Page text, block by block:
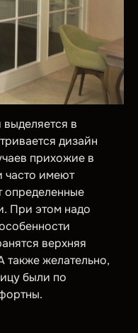
в
дизайн
прихожие в
часто имеют
определенные
При этом надо
верхняя
также желательно,
были по